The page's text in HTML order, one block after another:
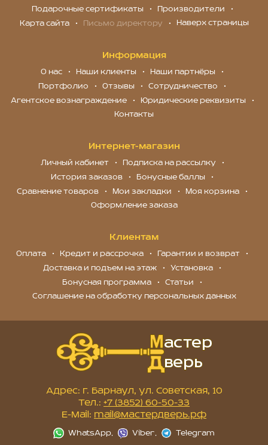
Подарочные сертификаты
Производители
Карта сайта
Письмо директору Наверх страницы
Информация
О нас Наши клиенты
Наши партнёры
Портфолио
Отзывы
Сотрудничество
Агентское вознаграждение
Юридические реквизиты
Контакты
Интернет-магазин
Личный кабинет
Подписка на рассылку
История заказов
Бонусные баллы
Сравнение товаров
Мои закладки
Моя корзина
Оформление заказа
Клиентам
Оплата Кредит и рассрочка
Гарантии и возврат
Доставка и подъем на этаж
Установка
Бонусная программа
Статьи
Соглашение на обработку персональных данных
Адрес: г. Барнаул, ул. Советская, 10
Тел.: +7 (3852) 60-50-33
E-Mail: mail@мастердверь.рф